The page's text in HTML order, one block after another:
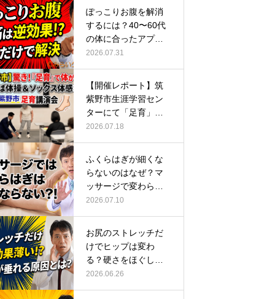
ぽっこりお腹を解消
するには？40〜60代
の体に合ったアプロ
ーチ
2026.07.31
【開催レポート】筑
紫野市生涯学習セン
ターにて「足育」講
演会に登壇し…
2026.07.18
ふくらはぎが細くな
らないのはなぜ？マ
ッサージで変わらな
い根本原因
2026.07.10
お尻のストレッチだ
けでヒップは変わ
る？硬さをほぐして
整える正しい方…
2026.06.26